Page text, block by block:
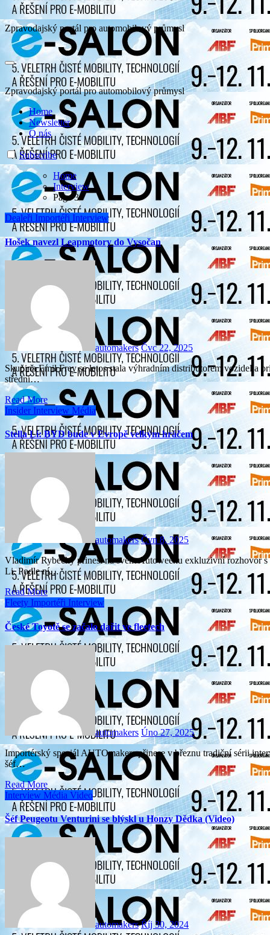
Zpravodajský portál pro automobilový průmysl
Zpravodajský portál pro automobilový průmysl
Home
Newsletter
O nás
Subscribe
Home
Interview
Page 3
Dealeři Importéři Interview
Hošek navezl Leapmotory do Vysočan
automakers Čvc 22, 2025
Skupina Emil Frey se letos stala výhradním distributorem vozidel a originálních dílů čínské značky LeapMotor pro region
střední…
Read More
Insider Interview Média
Stella Li: BYD bude v Evropě velkým hráčem
automakers Čvn 8, 2025
Vladimír Rybecký přinesl na svém Autoweeku exkluzivní rozhovor s evropskou manažerkou čínské automobilky BYD Stellou
Li. Podle ní…
Read More
Fleety Importéři Interview
České Toyotě se začalo dařit ve fleetech
automakers Úno 27, 2025
Importérský speciál AUTOmakers přinese v březnu tradiční sérii interview s českým dovozci aut. Sekci rozhovorů letos otevře
šéf…
Read More
Interview Média Video
Šéf Peugeotu Venturini se blýskl u Honzy Dědka (Video)
automakers Říj 30, 2024